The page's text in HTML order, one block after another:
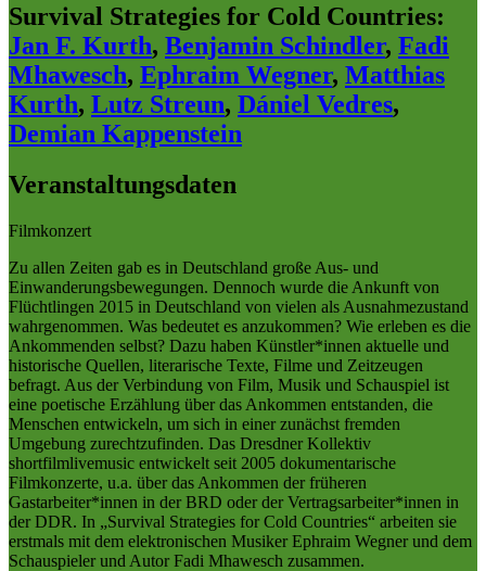
Survival Strategies for Cold Countries:
Jan F. Kurth, Benjamin Schindler, Fadi
Mhawesch, Ephraim Wegner, Matthias
Kurth, Lutz Streun, Dániel Vedres,
Demian Kappenstein
Veranstaltungsdaten
Filmkonzert
Zu allen Zeiten gab es in Deutschland große Aus- und
Einwanderungsbewegungen. Dennoch wurde die Ankunft von
Flüchtlingen 2015 in Deutschland von vielen als Ausnahmezustand
wahrgenommen. Was bedeutet es anzukommen? Wie erleben es die
Ankommenden selbst? Dazu haben Künstler*innen aktuelle und
historische Quellen, literarische Texte, Filme und Zeitzeugen
befragt. Aus der Verbindung von Film, Musik und Schauspiel ist
eine poetische Erzählung über das Ankommen entstanden, die
Menschen entwickeln, um sich in einer zunächst fremden
Umgebung zurechtzufinden. Das Dresdner Kollektiv
shortfilmlivemusic entwickelt seit 2005 dokumentarische
Filmkonzerte, u.a. über das Ankommen der früheren
Gastarbeiter*innen in der BRD oder der Vertragsarbeiter*innen in
der DDR. In „Survival Strategies for Cold Countries“ arbeiten sie
erstmals mit dem elektronischen Musiker Ephraim Wegner und dem
Schauspieler und Autor Fadi Mhawesch zusammen.